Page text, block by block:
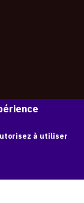
à utiliser